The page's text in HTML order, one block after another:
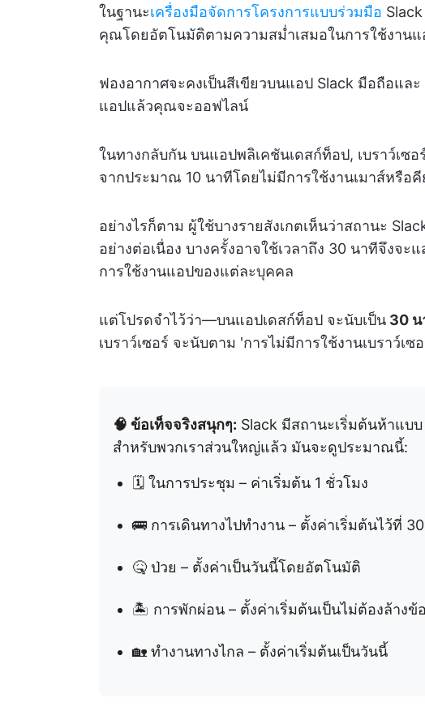
ในฐานะเครื่องมือจัดการโครงการแบบร่วมมือ
คุณโดยอัตโนมัติตามความสม่ำเสมอในการใช้งาน
ฟองอากาศจะคงเป็นสีเขียวบนแอป Slack มือถือและ
แอปแล้วคุณจะออฟไลน์
ในทางกลับกัน บนแอปพลิเคชันเดสก์ท็อป, เบราว์เซ
จากประมาณ 10 นาทีโดยไม่มีการใช้งานเมาส์หรือ
อย่างไรก็ตาม ผู้ใช้บางรายสังเกตเห็นว่าสถานะ
อย่างต่อเนื่อง บางครั้งอาจใช้เวลาถึง 30 นาทีจึงจ
การใช้งานแอปของแต่ละบุคคล
แต่โปรดจำไว้ว่า—บนแอปเดสก์ท็อป จะนับเป็น 30 น
เบราว์เซอร์ จะนับตาม 'การไม่มีการใช้งานเบราว์เซ
🧠 ข้อเท็จจริงสนุกๆ: Slack มีสถานะเริ่มต้นห้าแบ
สำหรับพวกเราส่วนใหญ่แล้ว มันจะดูประมาณนี้:
🗓 ในการประชุม – ค่าเริ่มต้น 1 ชั่วโมง
🚌 การเดินทางไปทำงาน – ตั้งค่าเริ่มต้นไว้ที่
🤒 ป่วย – ตั้งค่าเป็นวันนี้โดยอัตโนมัติ
🏝 การพักผ่อน – ตั้งค่าเริ่มต้นเป็นไม่ต้องล้างข้
🏡 ทำงานทางไกล – ตั้งค่าเริ่มต้นเป็นวันนี้